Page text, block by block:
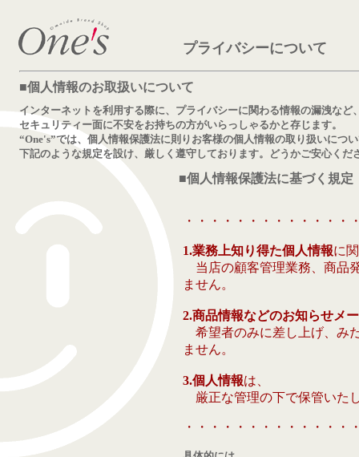
プライバシーについて
■個人情報保護法に基づく規定
■個人情報のお取扱いについて
・・・・・・・・・・・・
1.業務上知り得た個人情報に
当店の顧客管理業務、商品
ません。
2.商品情報などのお知らせメ
希望者のみに差し上げ、み
ません。
3.個人情報は、
厳正な管理の下で保管いた
・・・・・・・・・・・・
インターネットを利用する際に、プライバシーに関わる情報の漏洩など
セキュリティー面に不安をお持ちの方がいらっしゃるかと存じます。
“One's”では、個人情報保護法に則りお客様の個人情報の取り扱いにつ
下記のような規定を設け、厳しく遵守しております。どうかご安心くだ